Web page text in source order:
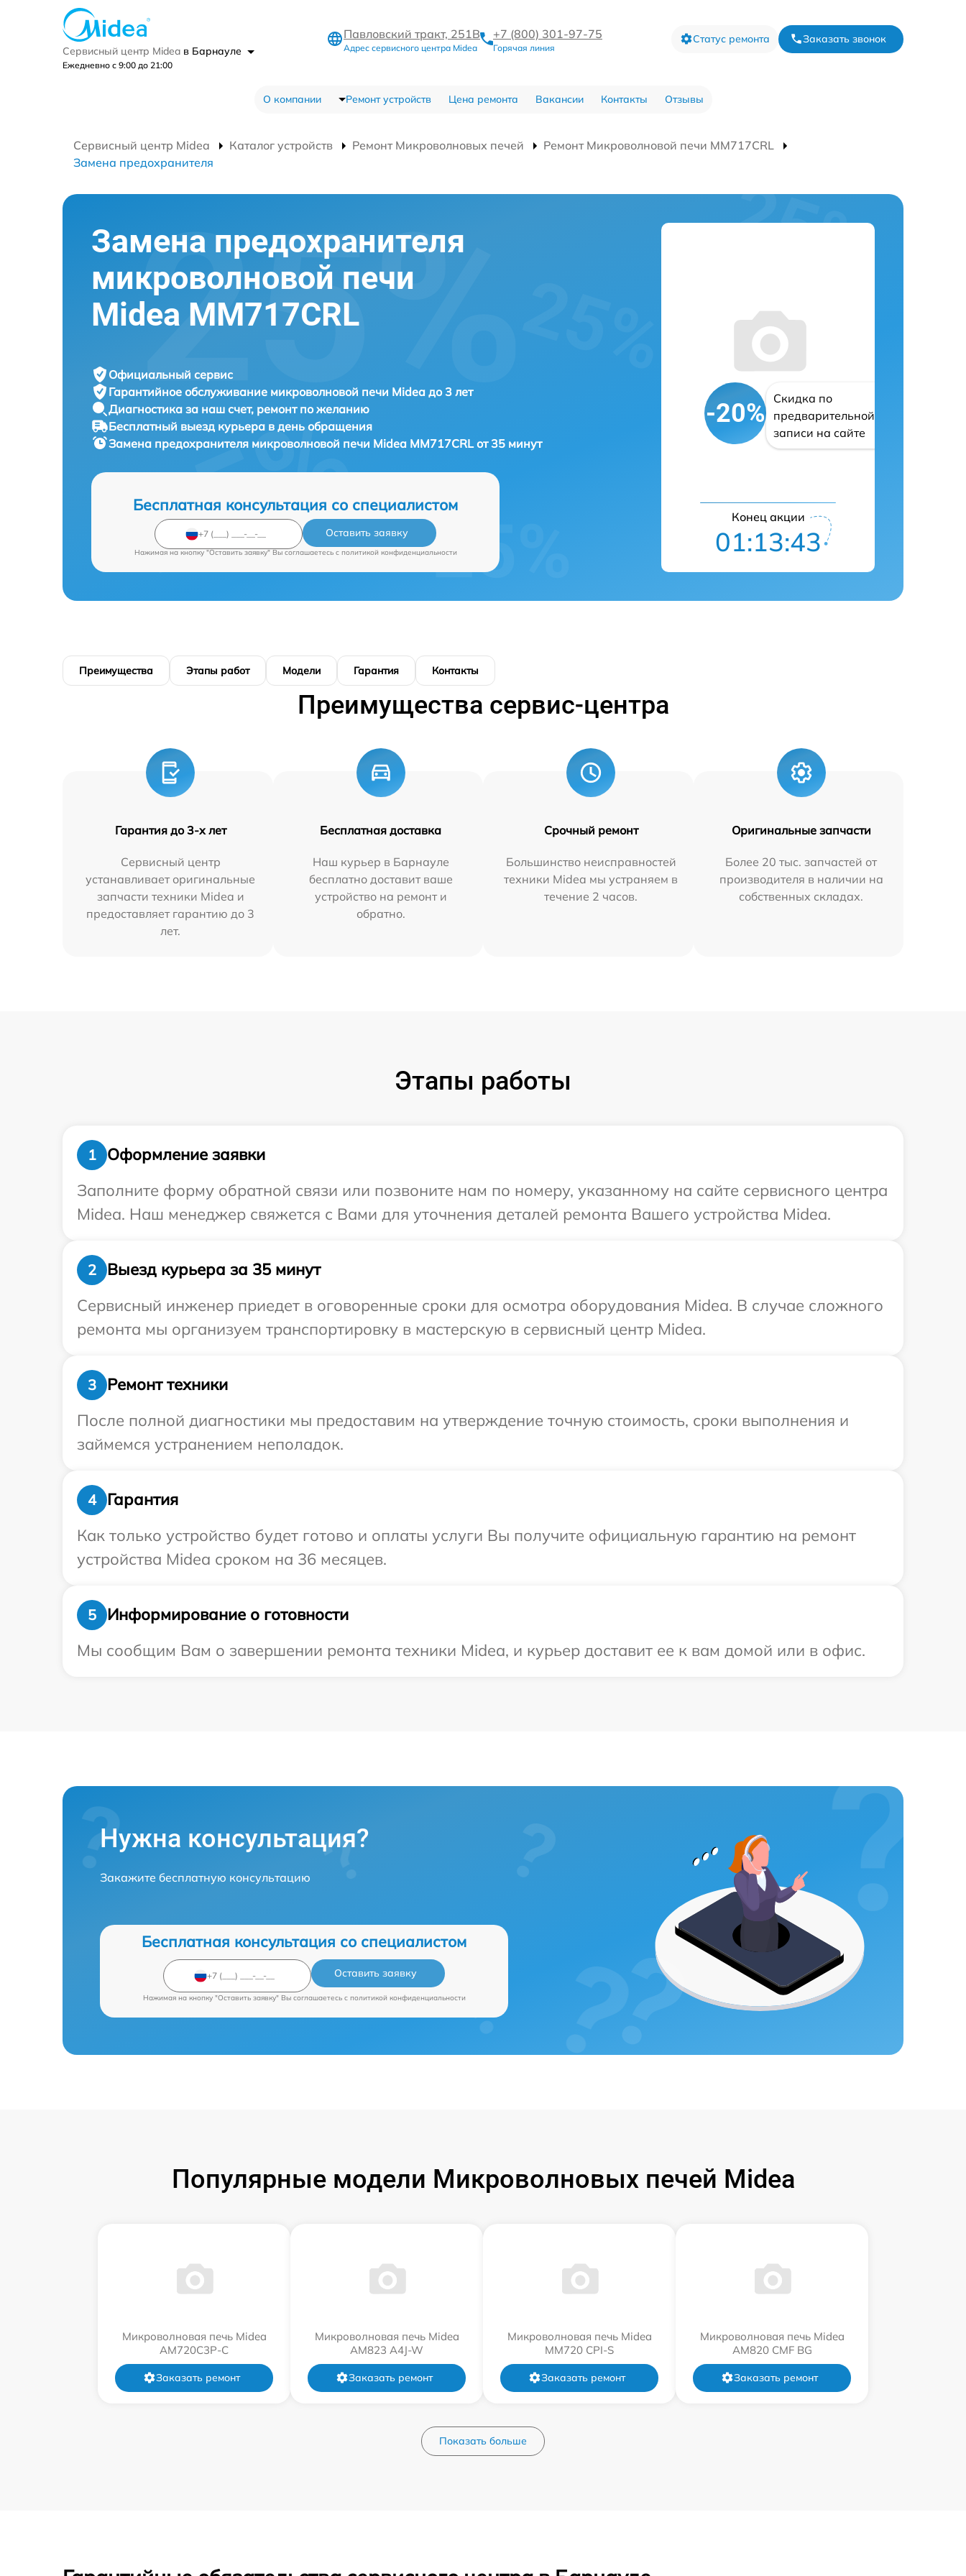
Сервисный центр Midea в Барнауле
Ежедневно с 9:00 до 21:00
Павловский тракт, 251В
Адрес сервисного центра Midea
+7 (800) 301-97-75
Горячая линия
Статус ремонта Заказать звонок
О компании Ремонт устройств Цена ремонта Вакансии Контакты Отзывы
Сервисный центр Midea Каталог устройств Ремонт Микроволновых печей
Ремонт Микроволновой печи MM717CRL
Замена предохранителя
Замена предохранителя
микроволновой печи
Midea MM717CRL
Официальный сервис
Гарантийное обслуживание микроволновой печи Midea до 3 лет
Диагностика за наш счет, ремонт по желанию
Бесплатный выезд курьера в день обращения
Замена предохранителя микроволновой печи Midea MM717CRL от 35 минут
Бесплатная консультация со специалистом
Оставить заявку
Нажимая на кнопку "Оставить заявку" Вы соглашаетесь c политикой конфиденциальности
-20%
Скидка по
предварительной
записи на сайте
Конец акции
01:13:42
Преимущества Этапы работ Модели Гарантия Контакты
Преимущества сервис-центра
Гарантия до 3-х лет
Сервисный центр
устанавливает оригинальные
запчасти техники Midea и
предоставляет гарантию до 3
лет.
Бесплатная доставка
Наш курьер в Барнауле
бесплатно доставит ваше
устройство на ремонт и
обратно.
Срочный ремонт
Большинство неисправностей
техники Midea мы устраняем в
течение 2 часов.
Оригинальные запчасти
Более 20 тыс. запчастей от
производителя в наличии на
собственных складах.
Этапы работы
1
Оформление заявки
Заполните форму обратной связи или позвоните нам по номеру, указанному на сайте сервисного центра
Midea. Наш менеджер свяжется с Вами для уточнения деталей ремонта Вашего устройства Midea.
2
Выезд курьера за 35 минут
Сервисный инженер приедет в оговоренные сроки для осмотра оборудования Midea. В случае сложного
ремонта мы организуем транспортировку в мастерскую в сервисный центр Midea.
3
Ремонт техники
После полной диагностики мы предоставим на утверждение точную стоимость, сроки выполнения и
займемся устранением неполадок.
4
Гарантия
Как только устройство будет готово и оплаты услуги Вы получите официальную гарантию на ремонт
устройства Midea сроком на 36 месяцев.
5
Информирование о готовности
Мы сообщим Вам о завершении ремонта техники Midea, и курьер доставит ее к вам домой или в офис.
Нужна консультация?
Закажите бесплатную консультацию
Бесплатная консультация со специалистом
Оставить заявку
Нажимая на кнопку "Оставить заявку" Вы соглашаетесь c политикой конфиденциальности
Популярные модели Микроволновых печей Midea
Микроволновая печь Midea
AM720C3P-C
Заказать ремонт
Микроволновая печь Midea
AM823 A4J-W
Заказать ремонт
Микроволновая печь Midea
MM720 CPI-S
Заказать ремонт
Микроволновая печь Midea
AM820 CMF BG
Заказать ремонт
Показать больше